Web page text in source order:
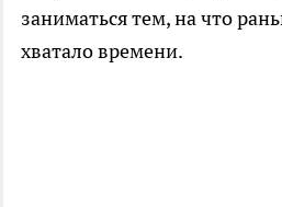
заниматься тем, на что
хватало времени.